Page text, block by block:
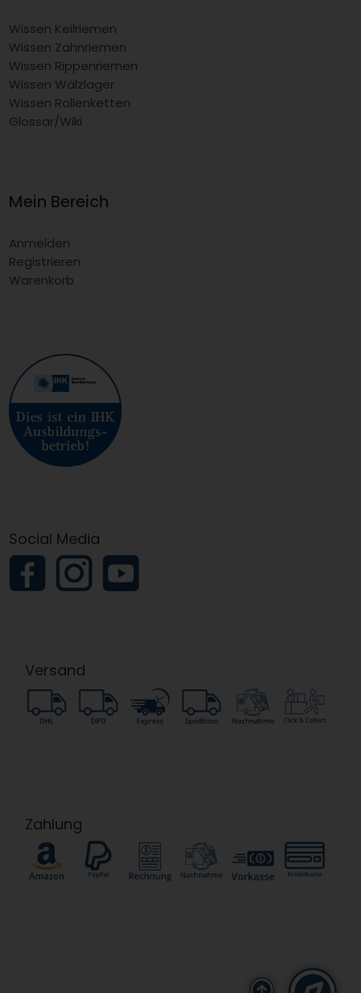
Wissen Keilriemen
Wissen Zahnriemen
Wissen Rippenriemen
Wissen Wälzlager
Wissen Rollenketten
Glossar/Wiki
Mein Bereich
Anmelden
Registrieren
Warenkorb
Social Media
Versand
Zahlung